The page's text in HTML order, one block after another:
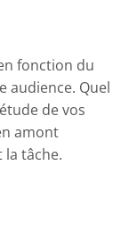
fonction du
audience. Quel
de vos
amont
tâche.